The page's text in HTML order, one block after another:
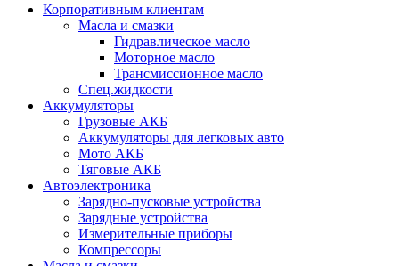
Корпоративным клиентам
Масла и смазки
Гидравлическое масло
Моторное масло
Трансмиссионное масло
Спец.жидкости
Аккумуляторы
Грузовые АКБ
Аккумуляторы для легковых авто
Мото АКБ
Тяговые АКБ
Автоэлектроника
Зарядно-пусковые устройства
Зарядные устройства
Измерительные приборы
Компрессоры